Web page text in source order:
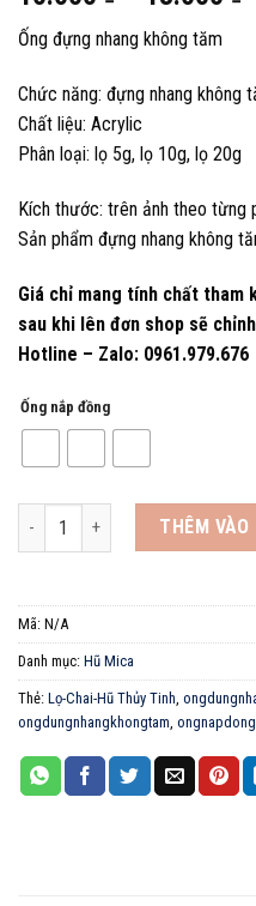
Ống đựng nhang không tăm
Chức năng: đựng nhang không
Chất liệu: Acrylic
Phân loại: lọ 5g, lọ 10g, lọ 20g
Kích thước: trên ảnh theo từng
Sản phẩm đựng nhang không
Giá chỉ mang tính chất tham
sau khi lên đơn shop sẽ
Hotline – Zalo: 0961.979.676
Ống nắp đồng
Ống Nắp Đồng Đựng Nhang,
THÊM VÀO
Mã: N/A
Danh mục: Hũ Mica
Thẻ: Lọ-Chai-Hũ Thủy Tinh,
ongdungnhangkhongtam, ongnapdong